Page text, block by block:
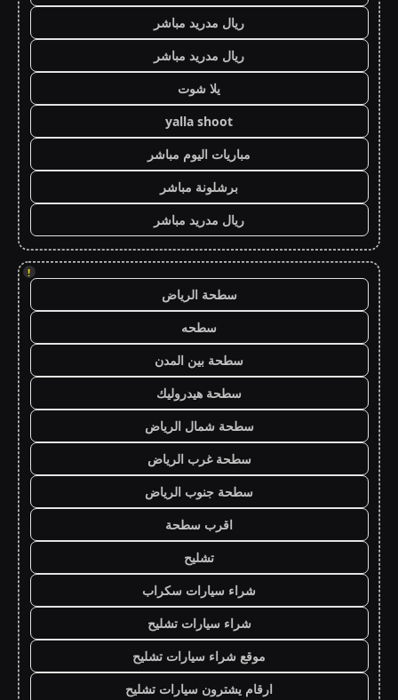
ريال مدريد مباشر
ريال مدريد مباشر
يلا شوت
yalla shoot
مباريات اليوم مباشر
برشلونة مباشر
ريال مدريد مباشر
!
سطحة الرياض
سطحه
سطحة بين المدن
سطحة هيدروليك
سطحة شمال الرياض
سطحة غرب الرياض
سطحة جنوب الرياض
اقرب سطحة
تشليح
شراء سيارات سكراب
شراء سيارات تشليح
موقع شراء سيارات تشليح
ارقام يشترون سيارات تشليح